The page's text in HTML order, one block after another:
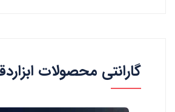
گارانتی محصولات